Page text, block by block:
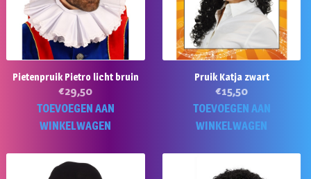
Pietenpruik Pietro licht bruin
€29,50
TOEVOEGEN AAN
WINKELWAGEN
Pruik Katja zwart
€15,50
TOEVOEGEN AAN
WINKELWAGEN